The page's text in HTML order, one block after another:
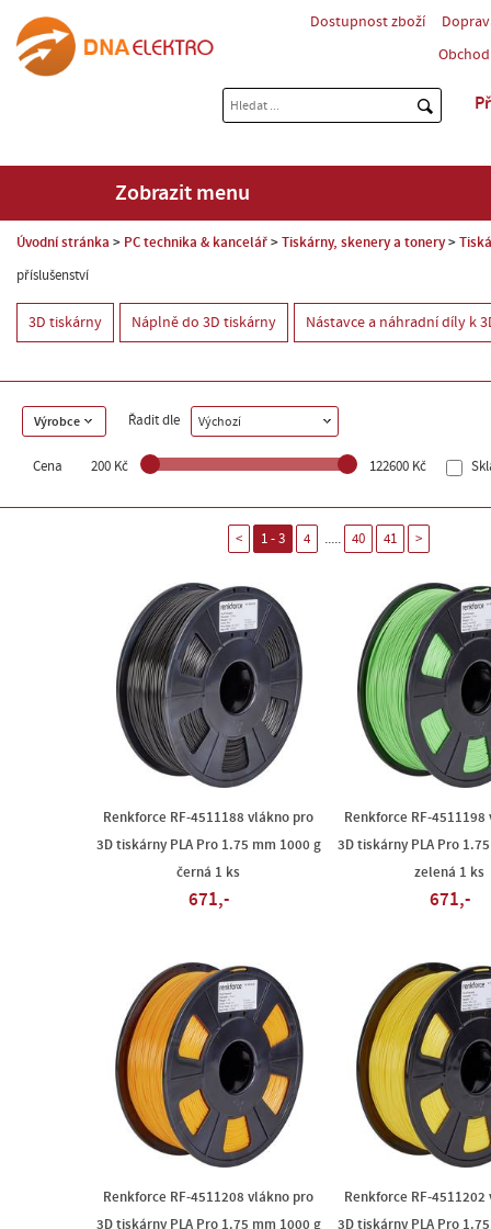
Dostupnost zboží
Zobrazit menu
Úvodní stránka PC technika & kancelář Tiskárny, skenery a tonery
příslušenství
3D tiskárny Náplně do 3D tiskárny Nástavce a náhradní díly k
Výrobce Řadit dle Výchozí
Cena 200 Kč 122600 Kč
< 1 - 3 4 ..... 40 41 >
Renkforce RF-4511188 vlákno pro
3D tiskárny PLA Pro 1.75 mm 1000 g
černá 1 ks
671,-
Renkforce RF-
3D tiskárny PLA Pro
zelená 1 ks
671,-
Renkforce RF-4511208 vlákno pro
3D tiskárny PLA Pro 1.75 mm 1000 g
Renkforce RF-
3D tiskárny PLA Pro